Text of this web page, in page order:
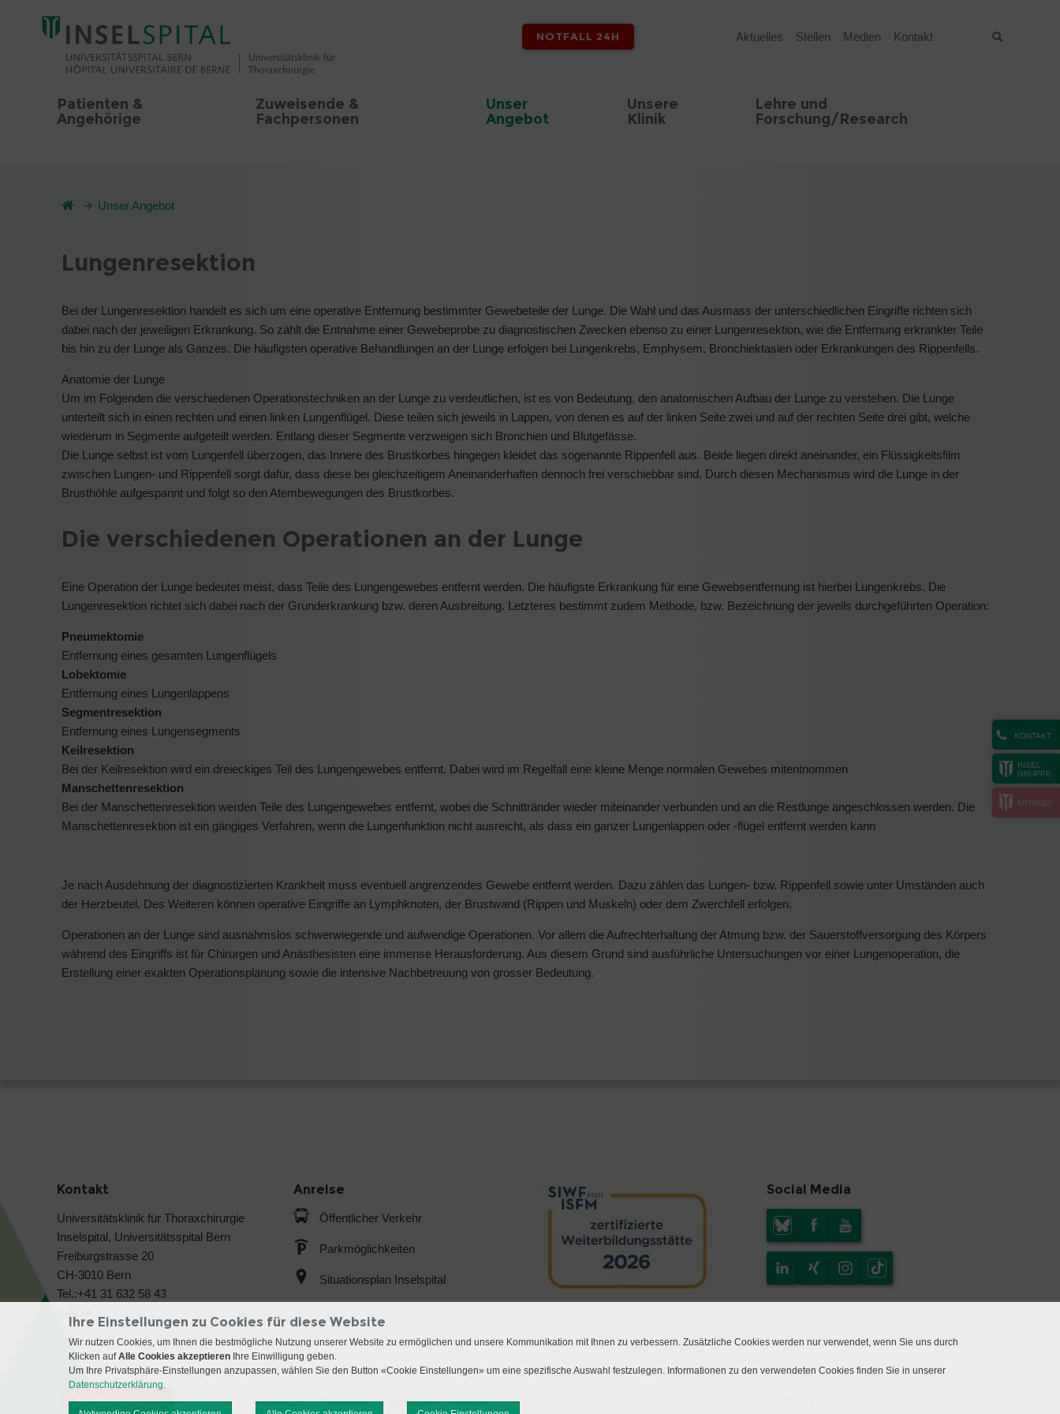
NOTFALL 24H Aktuelles Stellen Medien Kontakt
Patienten &
Angehörige
Zuweisende &
Fachpersonen
Unser
Angebot
Unsere
Klinik
Lehre und
Forschung/Research
KONTAKT
INSEL
GRUPPE
MYINSEL
Unser Angebot
Lungenresektion
Bei der Lungenresektion handelt es sich um eine operative Entfernung bestimmter Gewebeteile der Lunge. Die Wahl und das Ausmass der unterschiedlichen Eingriffe richten sich
dabei nach der jeweiligen Erkrankung. So zählt die Entnahme einer Gewebeprobe zu diagnostischen Zwecken ebenso zu einer Lungenresektion, wie die Entfernung erkrankter Teile
bis hin zu der Lunge als Ganzes. Die häufigsten operative Behandlungen an der Lunge erfolgen bei Lungenkrebs, Emphysem, Bronchiektasien oder Erkrankungen des Rippenfells.
Anatomie der Lunge
Um im Folgenden die verschiedenen Operationstechniken an der Lunge zu verdeutlichen, ist es von Bedeutung, den anatomischen Aufbau der Lunge zu verstehen. Die Lunge
unterteilt sich in einen rechten und einen linken Lungenflügel. Diese teilen sich jeweils in Lappen, von denen es auf der linken Seite zwei und auf der rechten Seite drei gibt, welche
wiederum in Segmente aufgeteilt werden. Entlang dieser Segmente verzweigen sich Bronchien und Blutgefässe.
Die Lunge selbst ist vom Lungenfell überzogen, das Innere des Brustkorbes hingegen kleidet das sogenannte Rippenfell aus. Beide liegen direkt aneinander, ein Flüssigkeitsfilm
zwischen Lungen- und Rippenfell sorgt dafür, dass diese bei gleichzeitigem Aneinanderhaften dennoch frei verschiebbar sind. Durch diesen Mechanismus wird die Lunge in der
Brusthöhle aufgespannt und folgt so den Atembewegungen des Brustkorbes.
Die verschiedenen Operationen an der Lunge
Eine Operation der Lunge bedeutet meist, dass Teile des Lungengewebes entfernt werden. Die häufigste Erkrankung für eine Gewebsentfernung ist hierbei Lungenkrebs. Die
Lungenresektion richtet sich dabei nach der Grunderkrankung bzw. deren Ausbreitung. Letzteres bestimmt zudem Methode, bzw. Bezeichnung der jeweils durchgeführten Operation:
Pneumektomie
Entfernung eines gesamten Lungenflügels
Lobektomie
Entfernung eines Lungenlappens
Segmentresektion
Entfernung eines Lungensegments
Keilresektion
Bei der Keilresektion wird ein dreieckiges Teil des Lungengewebes entfernt. Dabei wird im Regelfall eine kleine Menge normalen Gewebes mitentnommen
Manschettenresektion
Bei der Manschettenresektion werden Teile des Lungengewebes entfernt, wobei die Schnittränder wieder miteinander verbunden und an die Restlunge angeschlossen werden. Die
Manschettenresektion ist ein gängiges Verfahren, wenn die Lungenfunktion nicht ausreicht, als dass ein ganzer Lungenlappen oder -flügel entfernt werden kann
Je nach Ausdehnung der diagnostizierten Krankheit muss eventuell angrenzendes Gewebe entfernt werden. Dazu zählen das Lungen- bzw. Rippenfell sowie unter Umständen auch
der Herzbeutel. Des Weiteren können operative Eingriffe an Lymphknoten, der Brustwand (Rippen und Muskeln) oder dem Zwerchfell erfolgen.
Operationen an der Lunge sind ausnahmslos schwerwiegende und aufwendige Operationen. Vor allem die Aufrechterhaltung der Atmung bzw. der Sauerstoffversorgung des Körpers
während des Eingriffs ist für Chirurgen und Anästhesisten eine immense Herausforderung. Aus diesem Grund sind ausführliche Untersuchungen vor einer Lungenoperation, die
Erstellung einer exakten Operationsplanung sowie die intensive Nachbetreuung von grosser Bedeutung.
Kontakt
Universitätsklinik für Thoraxchirurgie
Inselspital, Universitätsspital Bern
Freiburgstrasse 20
CH-3010 Bern
Tel.:+41 31 632 58 43
Anreise
Öffentlicher Verkehr
Parkmöglichkeiten
Situationsplan Inselspital
Social Media
NOTFALL 24H Impressum Disclaimer Datenschutz Sitemap
Ihre Einstellungen zu Cookies für diese Website
Wir nutzen Cookies, um Ihnen die bestmögliche Nutzung unserer Website zu ermöglichen und unsere Kommunikation mit Ihnen zu verbessern. Zusätzliche Cookies werden nur verwendet, wenn Sie uns durch
Klicken aufAlle Cookies akzeptieren Ihre Einwilligung geben.
Um Ihre Privatsphäre-Einstellungen anzupassen, wählen Sie den Button «Cookie Einstellungen» um eine spezifische Auswahl festzulegen. Informationen zu den verwendeten Cookies finden Sie in unserer
Datenschutzerklärung.